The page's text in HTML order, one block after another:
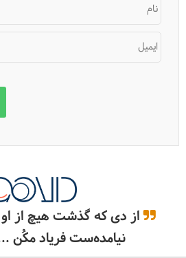
نام
ایمیل
از دی که گذشت هیچ از او
نیامده‌ست فریاد مکُن